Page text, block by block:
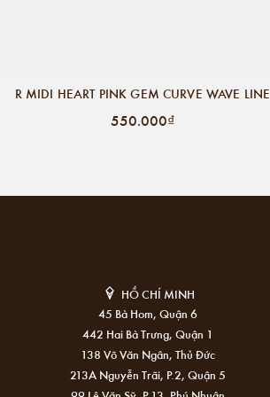
R MIDI HEART PINK GEM CURVE WAVE LINE
550.000₫
HỒ CHÍ MINH
45 Bà Hom, Quận 6
442 Hai Bà Trưng, Quận 1
138 Võ Văn Ngân, Thủ Đức
213A Nguyễn Trãi, P.2, Quận 5